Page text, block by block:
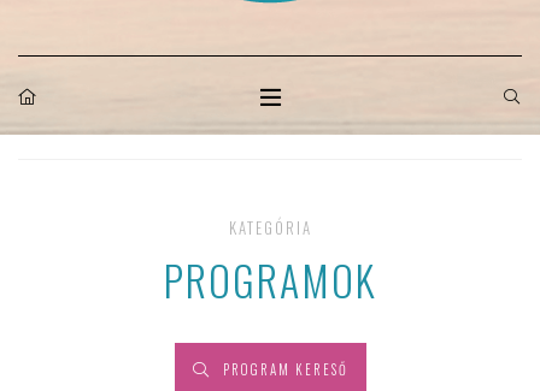
KATEGÓRIA
PROGRAMOK
PROGRAM KERESŐ